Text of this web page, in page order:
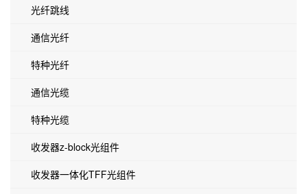
光纤跳线
通信光纤
特种光纤
通信光缆
特种光缆
收发器z-block光组件
收发器一体化TFF光组件